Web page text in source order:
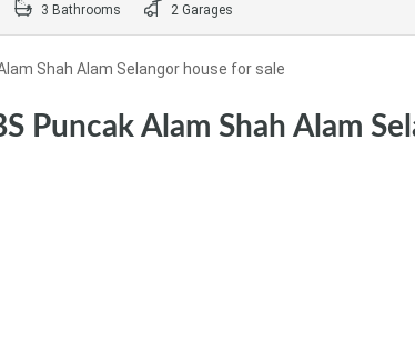
3 Bathrooms 2 Garages
Shah Alam Selangor house for sale
Puncak Alam Shah Alam